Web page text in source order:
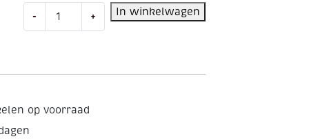
-
assortiment
+ In winkelwagen
op voorraad